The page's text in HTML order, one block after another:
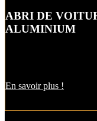
ABRI DE
ALUMINIUM
En savoir plus !